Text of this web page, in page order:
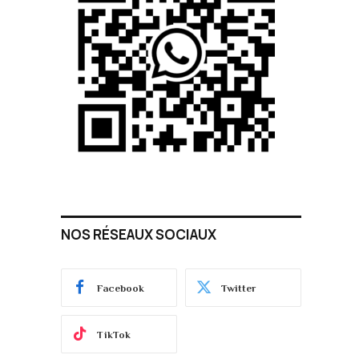
NOS RÉSEAUX SOCIAUX
Facebook Twitter
TikTok